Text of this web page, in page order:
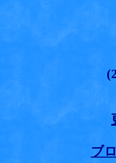
ブ